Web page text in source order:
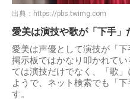
出典： https://pbs.twimg.com
愛美は演技や歌が「下手」
愛美は声優として演技が「
掲示板ではかなり叩かれて
ては演技だけでなく、「歌
ようで、ネット検索でも「
す。